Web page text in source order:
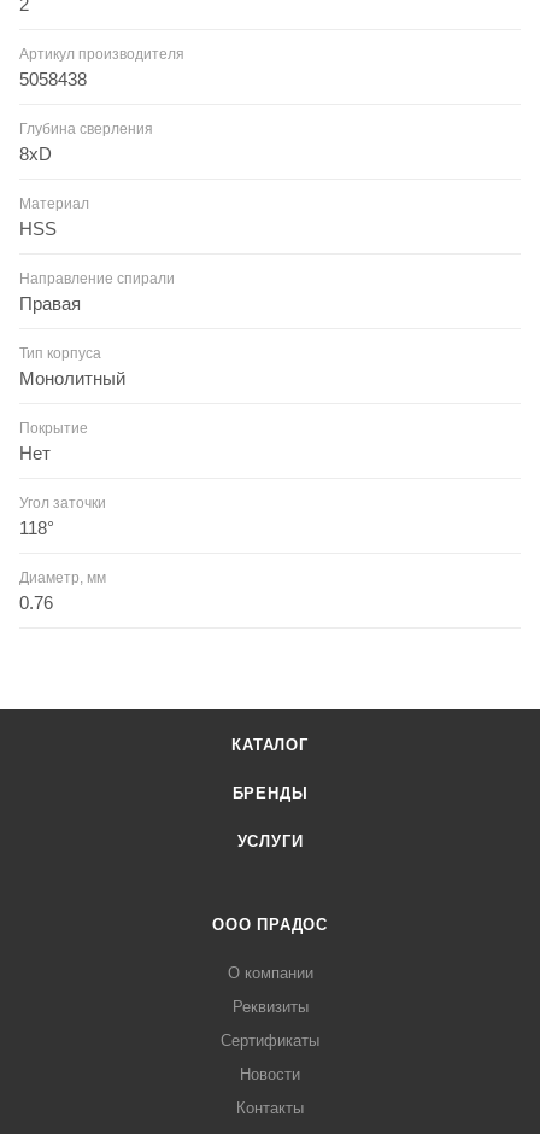
2
Артикул производителя
5058438
Глубина сверления
8xD
Материал
HSS
Направление спирали
Правая
Тип корпуса
Монолитный
Покрытие
Нет
Угол заточки
118°
Диаметр, мм
0.76
КАТАЛОГ
БРЕНДЫ
УСЛУГИ
ООО ПРАДОС
О компании
Реквизиты
Сертификаты
Новости
Контакты